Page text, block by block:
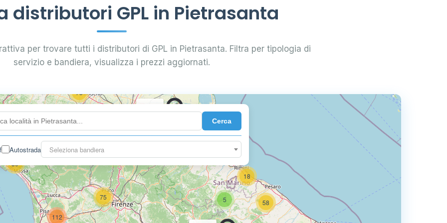
distributori GPL in Pietrasanta
per trovare tutti i distributori di GPL in Pietrasanta. Filtra per tipologia di
servizio e bandiera, visualizza i prezzi aggiornati.
Cerca
Autostrada Seleziona bandiera
58
2
18
14
114
73
68
30
112
5
75
0.769 €